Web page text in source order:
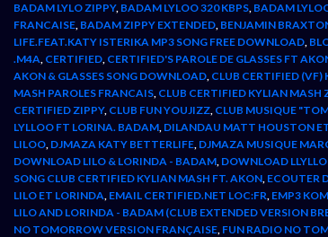
BADAM LYLO ZIPPY, BADAM LYLOO 320 KBPS, BADAM
FRANCAISE, BADAM ZIPPY EXTENDED, BENJAMIN
LIFE.FEAT.KATY ISTERIKA MP3 SONG FREE DOWNLOAD,
.M4A, CERTIFIED, CERTIFIED'S PAROLE DE GLASSES FT
AKON & GLASSES SONG DOWNLOAD, CLUB CERTIFIED (VF)
MASH PAROLES FRANCAIS, CLUB CERTIFIED KYLIAN MASH
CERTIFIED ZIPPY, CLUB FUN YOUJIZZ, CLUB MUSIQUE
LYLLOO FT LORINA. BADAM, DILANDAU MATT HOUSTON
LILOO, DJMAZA KATY BETTERLIFE, DJMAZA MUSIQUE
DOWNLOAD LILO & LORINDA - BADAM, DOWNLOAD
SONG CLUB CERTIFIED KYLIAN MASH FT. AKON, ECOUTER
LILO ET LORINDA, EMAIL CERTIFIED.NET LOC:FR, EMP3
LILO AND LORINDA - BADAM (CLUB EXTENDED VERSION
NO TOMORROW VERSION FRANÇAISE, FUN RADIO NO